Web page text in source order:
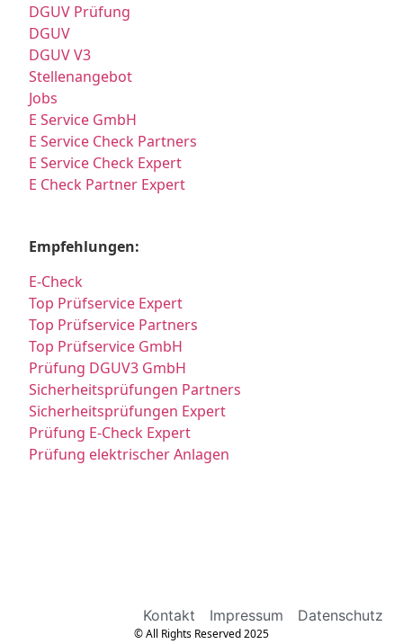
DGUV Prüfung
DGUV
DGUV V3
Stellenangebot
Jobs
E Service GmbH
E Service Check Partners
E Service Check Expert
E Check Partner Expert
Empfehlungen:
E-Check
Top Prüfservice Expert
Top Prüfservice Partners
Top Prüfservice GmbH
Prüfung DGUV3 GmbH
Sicherheitsprüfungen Partners
Sicherheitsprüfungen Expert
Prüfung E-Check Expert
Prüfung elektrischer Anlagen
Kontakt Impressum Datenschutz
© All Rights Reserved 2025